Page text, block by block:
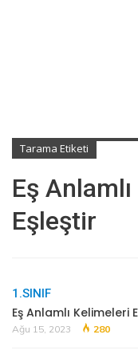
Tarama Etiketi
Eş
Eşleştir
1.SINIF
Eş Anlamlı Kelimeleri
Ağu 15, 2023 280